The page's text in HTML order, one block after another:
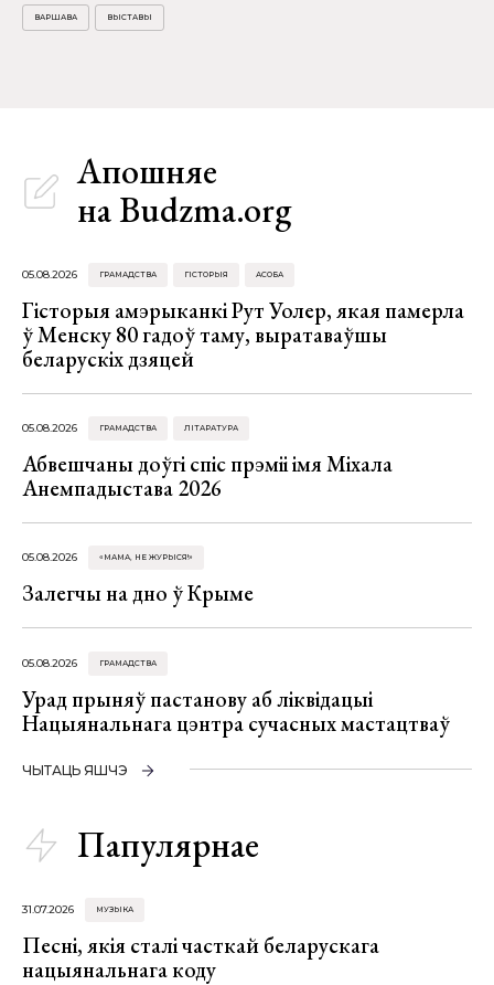
ВАРШАВА ВЫСТАВЫ
Апошняе
на Budzma.org
05.08.2026 ГРАМАДСТВА ГІСТОРЫЯ АСОБА
Гісторыя амэрыканкі Рут Уолер, якая памерла
ў Менску 80 гадоў таму, выратаваўшы
беларускіх дзяцей
05.08.2026 ГРАМАДСТВА ЛІТАРАТУРА
Абвешчаны доўгі спіс прэміі імя Міхала
Анемпадыстава 2026
05.08.2026 «МАМА, НЕ ЖУРЫСЯ!»
Залегчы на дно ў Крыме
05.08.2026 ГРАМАДСТВА
Урад прыняў пастанову аб ліквідацыі
Нацыянальнага цэнтра сучасных мастацтваў
ЧЫТАЦЬ ЯШЧЭ
Папулярнае
31.07.2026 МУЗЫКА
Песні, якія сталі часткай беларускага
нацыянальнага коду